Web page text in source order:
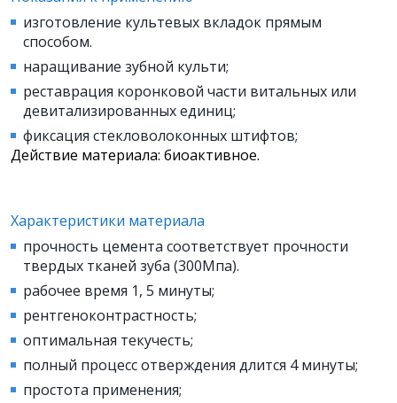
изготовление культевых вкладок прямым
способом.
наращивание зубной культи;
реставрация коронковой части витальных или
девитализированных единиц;
фиксация стекловолоконных штифтов;
Действие материала: биоактивное.
Характеристики материала
прочность цемента соответствует прочности
твердых тканей зуба (300Мпа).
рабочее время 1, 5 минуты;
рентгеноконтрастность;
оптимальная текучесть;
полный процесс отверждения длится 4 минуты;
простота применения;